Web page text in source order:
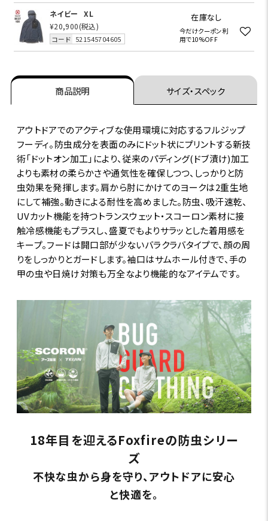
ネイビー
XL
¥20,900(税込)
コード 521545704605
在庫なし
今だけクーポン利
用で10%OFF
商品説明 サイズ・スペック
アウトドアでのアクティブな使用環境に対応するフルジップ
フーディ。防虫成分を表面のみにドット状にプリントする新技
術「ドットオン加工」により、従来のパディング(ドブ漬け)加工
よりも素材の柔らかさや通気性を確保しつつ、しっかりと防
虫効果を発揮します。肩から肘にかけてのヨークは2重生地
にして補強。動きによる耐性を高めました。防虫、吸汗速乾、
UVカット機能を持つトランスウェット・スコーロン素材に接
触冷感機能もプラスし、盛夏でもよりサラッとした着用感を
キープ。フードは開口部が少ないバラクラバタイプで、顔の周
りをしっかりとガードします。袖口はサムホール付きで、手の
甲の虫や日焼け対策も万全なより機能的なアイテムです。
18年目を迎えるFoxfireの防虫シリー
ズ
不快な虫から身を守り、アウトドアに安心
と快適を。